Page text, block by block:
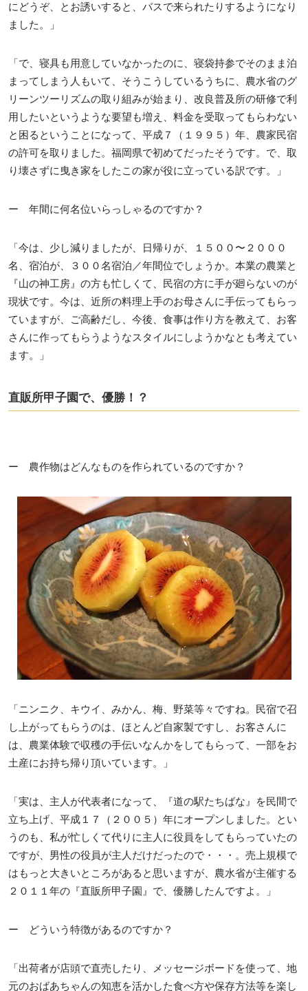
にどうぞ、とお誘いすると、バスで来られたりするようになり
ました。」
「で、寝具も用意していなかったのに、寝袋持参でそのまま泊
まってしまう人もいて、そうこうしているうちに、農水省のグ
リーンツーリズムの取り組みが始まり、改良普及所の研修で利
用したいというような要望も増え、料金を受取ってもらわない
と困るということになって、平成７（１９９５）年、農家民宿
の許可を取りました。福岡県で初めてだったそうです。で、取
り壊さずに曳き家をしたこの家が役に立っている訳です。」
ー 年間に何名位いらっしゃるのですか？
「今は、少し減りましたが、日帰りが、１５００〜２０００
名、宿泊が、３００名宿泊／年間位でしょうか。本業の農業と
『山の神工房』の方も忙しくて、民宿の方に手が廻らないのが
現状です。今は、近所の料理上手のお母さんに手伝ってもらっ
ていますが、ご高齢だし、今後、食事は作り方を教えて、お客
さんに作ってもらうようなスタイルにしようかなとも考えてい
ます。」
直販所甲子園で、優勝！？
ー 農作物はどんなものを作られているのですか？
「ニンニク、キウイ、みかん、梅、野菜等々ですね。民宿で召
し上がってもらうのは、ほとんど自家製ですし、お客さんに
は、農業体験で収穫の手伝いなんかをしてもらって、一部をお
土産にお持ち帰り頂いています。」
「実は、主人が代表者になって、『道の駅たちばな』を民間で
立ち上げ、平成１７（２００５）年にオープンしました。とい
うのも、私が忙しくて代りに主人に役員をしてもらっていたの
ですが、男性の役員が主人だけだったので・・・。売上規模で
はもっと大きいところがあると思いますが、農水省が主催する
２０１１年の『直販所甲子園』で、優勝したんですよ。」
ー どういう特徴があるのですか？
「出荷者が店頭で直売したり、メッセージボードを使って、地
元のおばあちゃんの知恵を活かした食べ方や保存方法等を楽し